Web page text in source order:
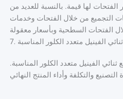
الفتحات لها قيمة. بالنسبة للعديد من
التجميع من خلال الفتحات وخدمات
الفينيل متعدد الكلور المناسبة
الفينيل متعدد الكلور المناسبة.